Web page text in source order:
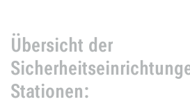
Übersicht der
Stationen: